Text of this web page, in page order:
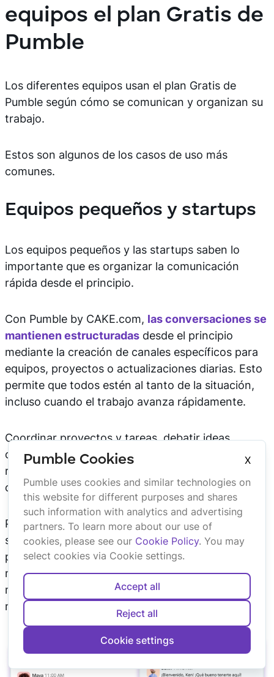
equipos el plan Gratis de
Pumble
Los diferentes equipos usan el plan Gratis de
Pumble según cómo se comunican y organizan su
trabajo.
Estos son algunos de los casos de uso más
comunes.
Equipos pequeños y startups
Los equipos pequeños y las startups saben lo
importante que es organizar la comunicación
rápida desde el principio.
Con Pumble by CAKE.com, las conversaciones se
mantienen estructuradas desde el principio
mediante la creación de canales específicos para
equipos, proyectos o actualizaciones diarias. Esto
permite que todos estén al tanto de la situación,
incluso cuando el trabajo avanza rápidamente.
Coordinar proyectos y tareas, debatir ideas,
compartir archivos y obtener respuestas rápidas
resulta mucho más sencillo cuando todo está
centralizado.
Por ejemplo, las startups suelen usar canales
separados para discusiones sobre productos,
planificación de marketing, incorporación de
nuevos empleados o comunicación con clientes,
mientras que utilizan hilos de conversación para
mantener organizados los comentarios.
Pumble Cookies
X
Pumble uses cookies and similar technologies on
this website for different purposes and shares
such information with analytics and advertising
partners. To learn more about our use of
cookies, please see our Cookie Policy. You may
select cookies via Cookie settings.
Accept all
Reject all
Cookie settings